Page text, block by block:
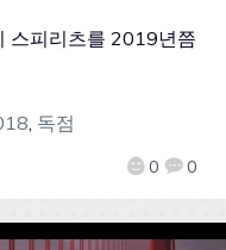
0 0
스피리츠를 2019년쯤
독점